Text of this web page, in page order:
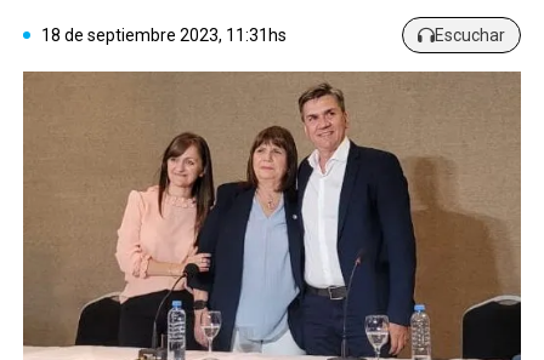
18 de septiembre 2023, 11:31hs Escuchar